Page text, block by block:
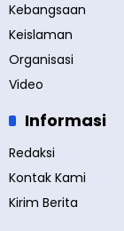
Kebangsaan
Keislaman
Organisasi
Video
Informasi
Redaksi
Kontak Kami
Kirim Berita